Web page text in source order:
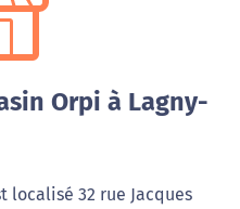
Orpi à Lagny-
localisé 32 rue Jacques